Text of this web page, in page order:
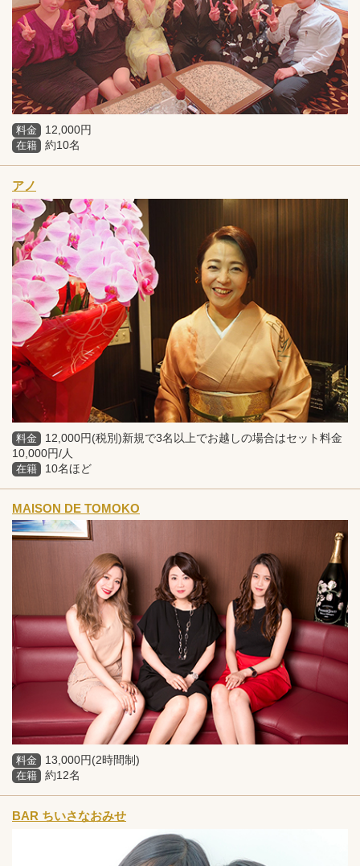
料金 12,000円
在籍 約10名
アノ
料金
12,000円(税別)新規で3名以上でお越しの場合はセット料金
10,000円/人
在籍 10名ほど
MAISON DE TOMOKO
料金 13,000円(2時間制)
在籍 約12名
BAR ちいさなおみせ